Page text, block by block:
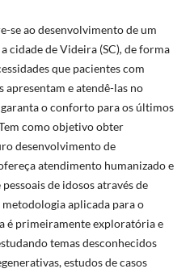
se ao desenvolvimento de um
cidade de Videira (SC), de forma
que pacientes com
apresentam e atendê-las no
o conforto para os últimos
como objetivo obter
desenvolvimento de
atendimento humanizado e
de idosos através de
metodologia aplicada para o
é primeiramente exploratória e
temas desconhecidos
estudos de casos